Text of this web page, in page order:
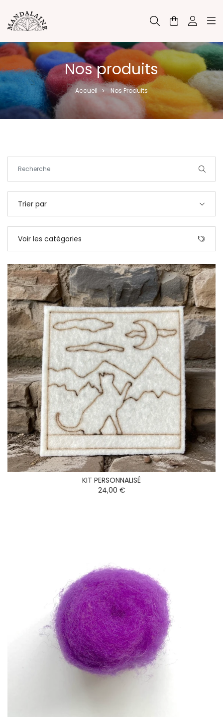
Nos produits
Accueil > Nos Produits
Trier par
Voir les catégories
KIT PERSONNALISÉ
24,00 €